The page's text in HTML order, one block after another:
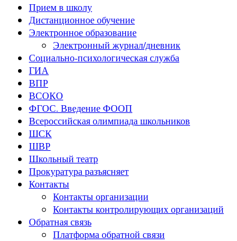
Прием в школу
Дистанционное обучение
Электронное образование
Электронный журнал/дневник
Социально-психологическая служба
ГИА
ВПР
ВСОКО
ФГОС. Введение ФООП
Всероссийская олимпиада школьников
ШСК
ШВР
Школьный театр
Прокуратура разъясняет
Контакты
Контакты организации
Контакты контролирующих организаций
Обратная связь
Платформа обратной связи